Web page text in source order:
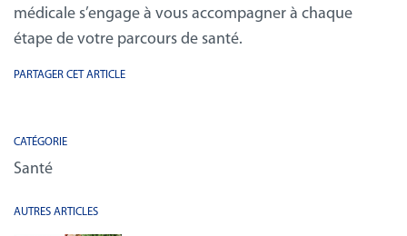
médicale s’engage à vous accompagner à chaque
étape de votre parcours de santé.
PARTAGER CET ARTICLE
CATÉGORIE
Santé
AUTRES ARTICLES